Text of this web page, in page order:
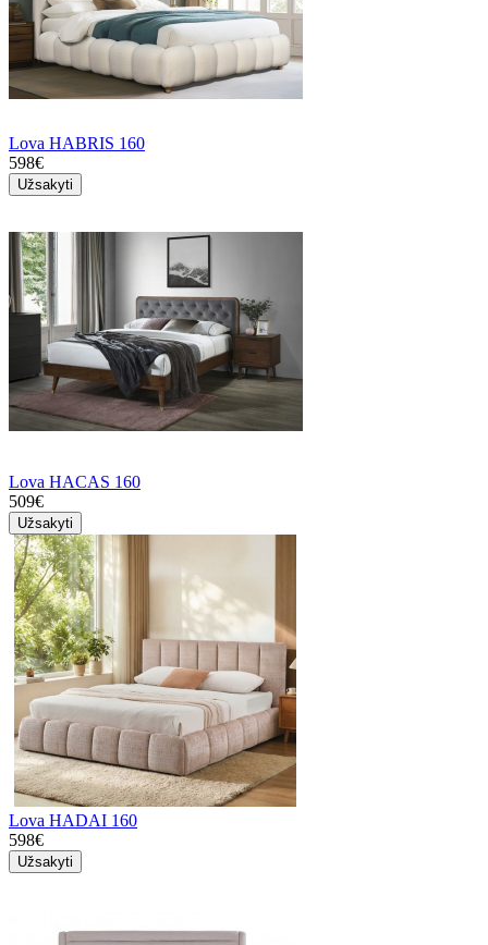
Lova HABRIS 160
598€
Užsakyti
Lova HACAS 160
509€
Užsakyti
Lova HADAI 160
598€
Užsakyti